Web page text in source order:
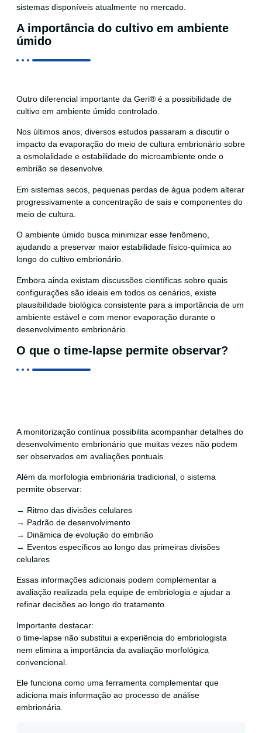
sistemas disponíveis atualmente no mercado.
A importância do cultivo em ambiente
úmido
Outro diferencial importante da Geri® é a possibilidade de
cultivo em ambiente úmido controlado.
Nos últimos anos, diversos estudos passaram a discutir o
impacto da evaporação do meio de cultura embrionário sobre
a osmolalidade e estabilidade do microambiente onde o
embrião se desenvolve.
Em sistemas secos, pequenas perdas de água podem alterar
progressivamente a concentração de sais e componentes do
meio de cultura.
O ambiente úmido busca minimizar esse fenômeno,
ajudando a preservar maior estabilidade físico-química ao
longo do cultivo embrionário.
Embora ainda existam discussões científicas sobre quais
configurações são ideais em todos os cenários, existe
plausibilidade biológica consistente para a importância de um
ambiente estável e com menor evaporação durante o
desenvolvimento embrionário.
O que o time-lapse permite observar?
A monitorização contínua possibilita acompanhar detalhes do
desenvolvimento embrionário que muitas vezes não podem
ser observados em avaliações pontuais.
Além da morfologia embrionária tradicional, o sistema
permite observar:
→ Ritmo das divisões celulares
→ Padrão de desenvolvimento
→ Dinâmica de evolução do embrião
→ Eventos específicos ao longo das primeiras divisões
celulares
Essas informações adicionais podem complementar a
avaliação realizada pela equipe de embriologia e ajudar a
refinar decisões ao longo do tratamento.
Importante destacar:
o time-lapse não substitui a experiência do embriologista
nem elimina a importância da avaliação morfológica
convencional.
Ele funciona como uma ferramenta complementar que
adiciona mais informação ao processo de análise
embrionária.